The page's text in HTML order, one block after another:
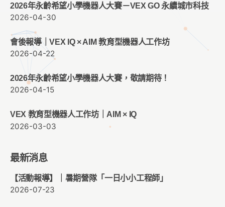
2026年永齡希望小學機器人大賽－VEX GO 永續城市科技
2026-04-30
會後報導｜VEX IQ × AIM 教育型機器人工作坊
2026-04-22
2026年永齡希望小學機器人大賽，敬請期待！
2026-04-15
VEX 教育型機器人工作坊｜AIM × IQ
2026-03-03
最新消息
【活動報導】｜暑期營隊「一日小小工程師」
2026-07-23